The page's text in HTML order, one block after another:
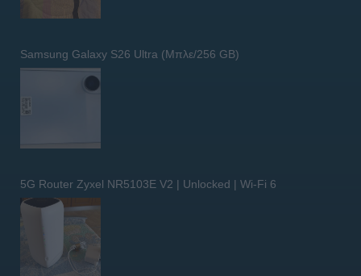
Samsung Galaxy S26 Ultra (Μπλε/256 GB)
5G Router Zyxel NR5103E V2 | Unlocked | Wi-Fi 6